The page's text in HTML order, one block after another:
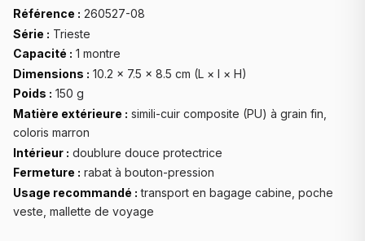
Référence : 260527-08
Série : Trieste
Capacité : 1 montre
Dimensions : 10.2 × 7.5 × 8.5 cm (L × l × H)
Poids : 150 g
Matière extérieure : simili-cuir composite (PU) à grain fin,
coloris marron
Intérieur : doublure douce protectrice
Fermeture : rabat à bouton-pression
Usage recommandé : transport en bagage cabine, poche
veste, mallette de voyage